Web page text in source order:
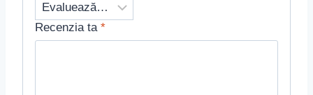
Recenzia ta *